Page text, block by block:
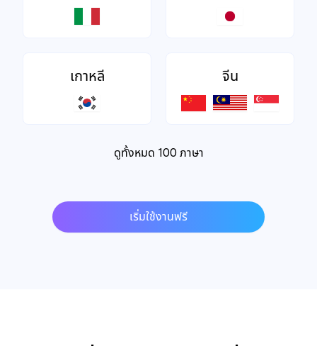
เกาหลี จีน
ดูทั้งหมด 100 ภาษา
เริ่มใช้งานฟรี